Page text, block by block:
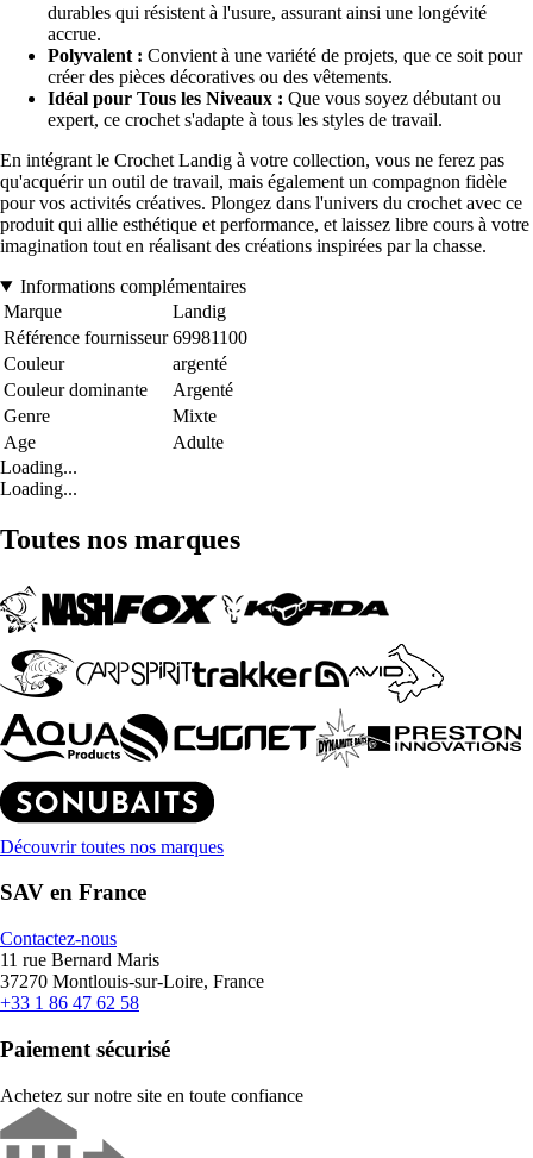
durables qui résistent à l'usure, assurant ainsi une longévité
accrue.
Polyvalent : Convient à une variété de projets, que ce soit pour
créer des pièces décoratives ou des vêtements.
Idéal pour Tous les Niveaux : Que vous soyez débutant ou
expert, ce crochet s'adapte à tous les styles de travail.
En intégrant le Crochet Landig à votre collection, vous ne ferez pas
qu'acquérir un outil de travail, mais également un compagnon fidèle
pour vos activités créatives. Plongez dans l'univers du crochet avec ce
produit qui allie esthétique et performance, et laissez libre cours à votre
imagination tout en réalisant des créations inspirées par la chasse.
Informations complémentaires
Marque
Landig
Référence fournisseur 69981100
Couleur
argenté
Couleur dominante
Argenté
Genre
Mixte
Age
Adulte
Loading...
Loading...
Toutes nos marques
Découvrir toutes nos marques
SAV en France
Contactez-nous
11 rue Bernard Maris
37270 Montlouis-sur-Loire, France
+33 1 86 47 62 58
Paiement sécurisé
Achetez sur notre site en toute confiance